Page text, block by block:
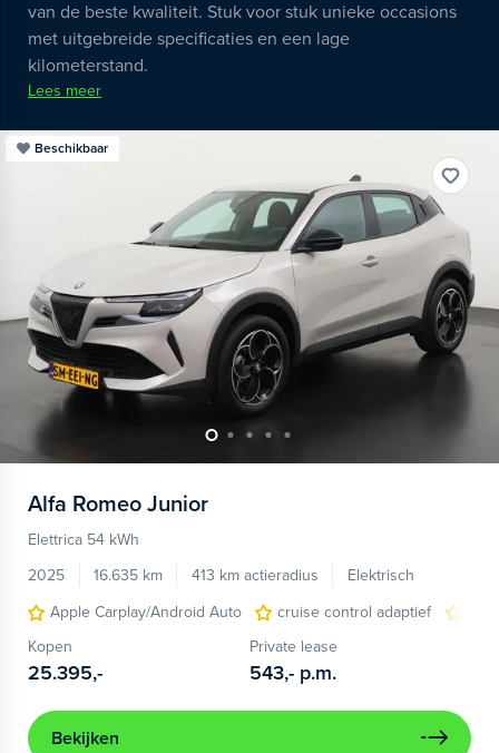
van de beste kwaliteit. Stuk voor stuk unieke occasions
met uitgebreide specificaties en een lage
kilometerstand.
Lees meer
Beschikbaar
Alfa Romeo Junior
Elettrica 54 kWh
2025
16.635 km 413 km actieradius
Elektrisch
Apple Carplay/Android Auto
cruise control adaptief
Kopen
25.395,-
Private lease
543,- p.m.
Bekijken